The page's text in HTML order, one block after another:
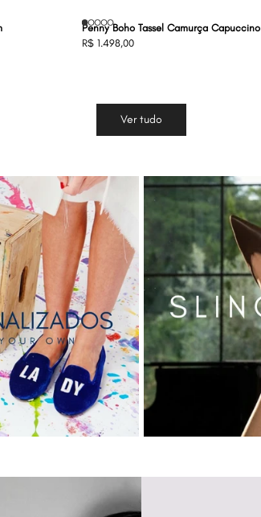
Penny Boho Tassel Camurça Capuccino
R$ 1.498,00
Ver tudo